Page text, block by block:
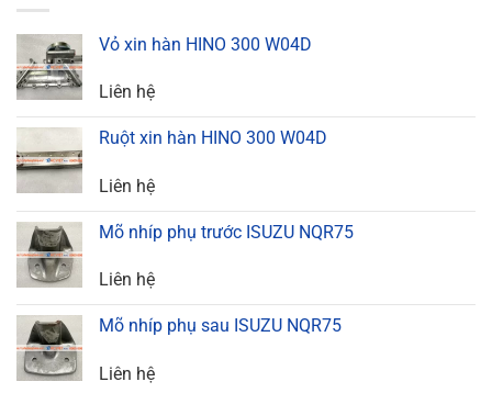
Vỏ xin hàn HINO 300 W04D
Liên hệ
Ruột xin hàn HINO 300 W04D
Liên hệ
Mõ nhíp phụ trước ISUZU NQR75
Liên hệ
Mõ nhíp phụ sau ISUZU NQR75
Liên hệ